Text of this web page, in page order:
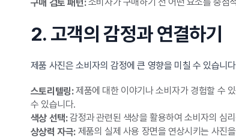
2. 고객의 감정과 연결하기
제품 사진은 소비자의 감정에 큰 영향을 미칠 수 있습니
스토리텔링:제품에 대한 이야기나 소비자가 경험할 수
수 있습니다.
색상 선택:감정과 관련된 색상을 활용하여 소비자의 심
상상력 자극:제품의 실제 사용 장면을 연상시키는 사진